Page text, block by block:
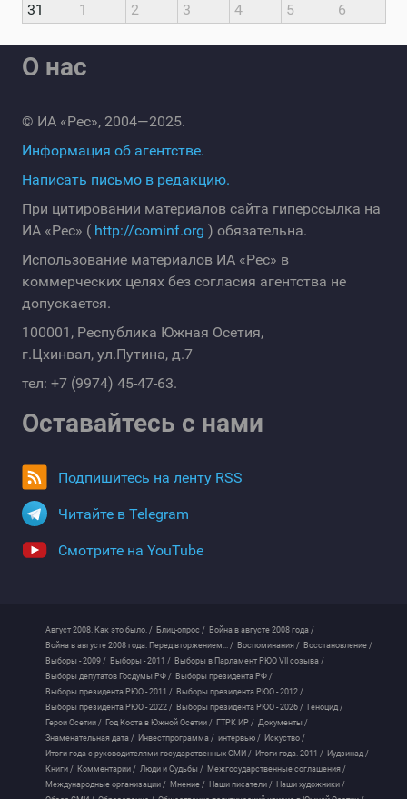
31
1 2 3 4 5 6
О нас
© ИА «Рес», 2004—2025.
Информация об агентстве.
Написать письмо в редакцию.
При цитировании материалов сайта гиперссылка на
ИА «Рес» ( http://cominf.org ) обязательна.
Использование материалов ИА «Рес» в
коммерческих целях без согласия агентства не
допускается.
100001, Республика Южная Осетия,
г.Цхинвал, ул.Путина, д.7
тел: +7 (9974) 45-47-63.
Оставайтесь с нами
Подпишитесь на ленту RSS
Читайте в Telegram
Смотрите на YouTube
Август 2008. Как это было. / Блиц-опрос / Война в августе 2008 года /
Война в августе 2008 года. Перед вторжением... / Воспоминания / Восстановление /
Выборы - 2009 / Выборы - 2011 / Выборы в Парламент РЮО VII созыва /
Выборы депутатов Госдумы РФ / Выборы президента РФ /
Выборы президента РЮО - 2011 / Выборы президента РЮО - 2012 /
Выборы президента РЮО - 2022 / Выборы президента РЮО - 2026 / Геноцид /
Герои Осетии / Год Коста в Южной Осетии / ГТРК ИР / Документы /
Знаменательная дата / Инвестпрограмма / интервью / Искуство /
Итоги года с руководителями государственных СМИ / Итоги года. 2011 / Иудзинад /
Книги / Комментарии / Люди и Судьбы / Межгосударственные соглашения /
Международные организации / Мнение / Наши писатели / Наши художники /